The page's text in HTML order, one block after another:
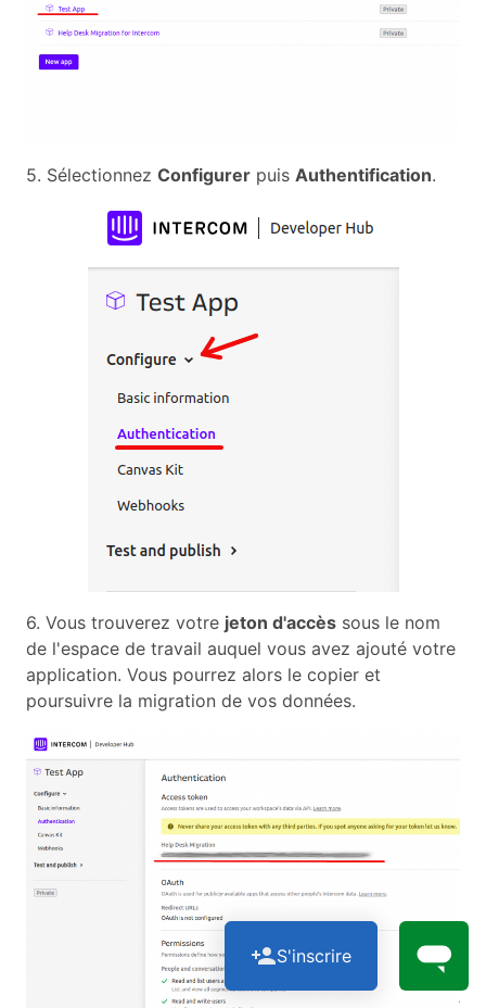
5. Sélectionnez Configurer puis Authentification.
6. Vous trouverez votre jeton d'accès sous le nom
de l'espace de travail auquel vous avez ajouté votre
application. Vous pourrez alors le copier et
poursuivre la migration de vos données.
S'inscrire